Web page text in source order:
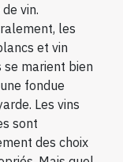
vin.
les
et vin
se marient bien
fondue
Les vins
sont
des choix